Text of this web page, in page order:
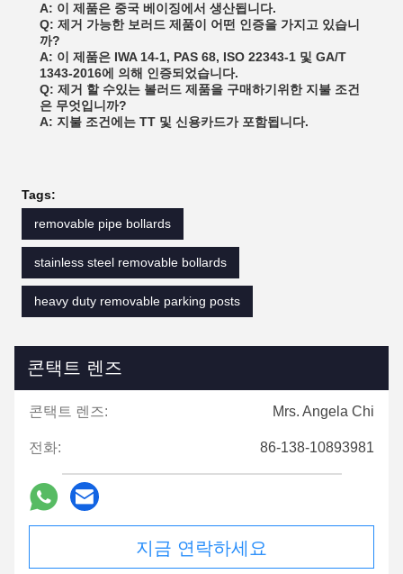
A: 이 제품은 중국 베이징에서 생산됩니다.
Q: 제거 가능한 보러드 제품이 어떤 인증을 가지고 있습니
까?
A: 이 제품은 IWA 14-1, PAS 68, ISO 22343-1 및 GA/T
1343-2016에 의해 인증되었습니다.
Q: 제거 할 수있는 볼러드 제품을 구매하기위한 지불 조건
은 무엇입니까?
A: 지불 조건에는 TT 및 신용카드가 포함됩니다.
Tags:
removable pipe bollards
stainless steel removable bollards
heavy duty removable parking posts
콘택트 렌즈
콘택트 렌즈: Mrs. Angela Chi
전화: 86-138-10893981
지금 연락하세요